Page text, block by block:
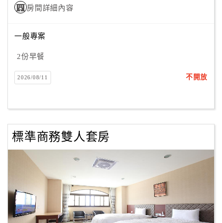
理
員
戶
客
服
聯
Line
線
上
房間詳細內容
一般專案
2份早餐
2026/08/11 不開放
標準商務雙人套房